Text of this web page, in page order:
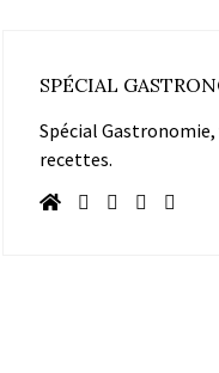
SPÉCIAL
Spécial
recettes.